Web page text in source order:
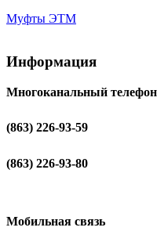
Муфты ЭТМ
Информация
Многоканальный телефон
(863) 226-93-59
(863) 226-93-80
Мобильная связь